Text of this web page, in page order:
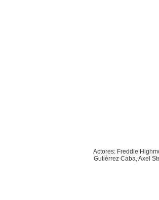
Actores: Freddie
Gutiérrez Caba, Axel